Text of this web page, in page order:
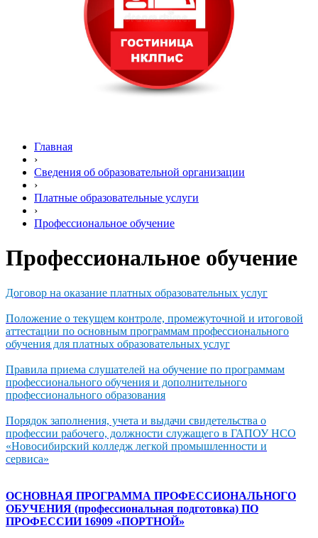
Главная
›
Сведения об образовательной организации
›
Платные образовательные услуги
›
Профессиональное обучение
Профессиональное обучение
Договор на оказание платных образовательных услуг
Положение о текущем контроле, промежуточной и итоговой
аттестации по основным программам профессионального
обучения для платных образовательных услуг
Правила приема слушателей на обучение по программам
профессионального обучения и дополнительного
профессионального образования
Порядок заполнения, учета и выдачи свидетельства о
профессии рабочего, должности служащего в ГАПОУ НСО
«Новосибирский колледж легкой промышленности и
сервиса»
ОСНОВНАЯ ПРОГРАММА ПРОФЕССИОНАЛЬНОГО
ОБУЧЕНИЯ (профессиональная подготовка) ПО
ПРОФЕССИИ 16909 «ПОРТНОЙ»